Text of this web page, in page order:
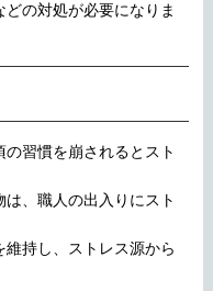
の対処が必要になりま
習慣を崩されるとスト
、職人の出入りにスト
持し、ストレス源から